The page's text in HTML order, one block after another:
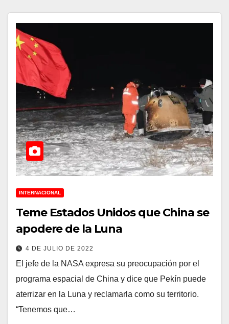
INTERNACIONAL
Teme Estados Unidos que China se
apodere de la Luna
4 DE JULIO DE 2022
El jefe de la NASA expresa su preocupación por el
programa espacial de China y dice que Pekín puede
aterrizar en la Luna y reclamarla como su territorio.
“Tenemos que…